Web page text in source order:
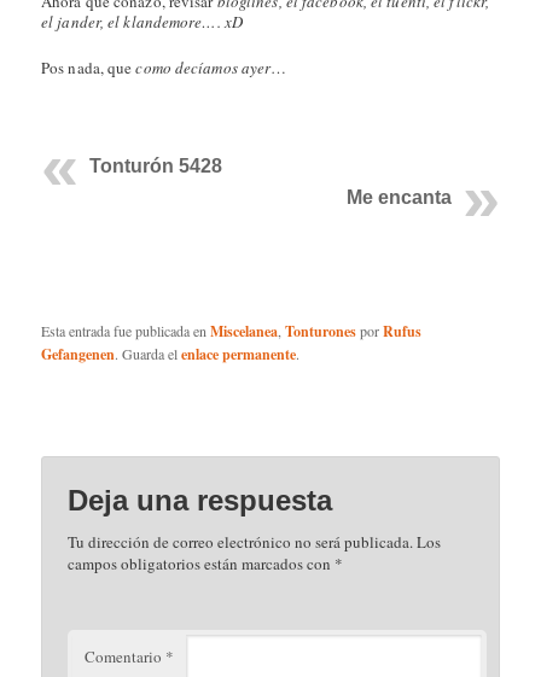
el jander, el klandemore…. xD
Pos nada, quecomo decíamos ayer…
Tonturón 5428
Me encanta
Esta entrada fue publicada enMiscelanea,TonturonesporRufus
Gefangenen. Guarda elenlace permanente.
Deja una respuesta
Tu dirección de correo electrónico no será publicada.Los
campos obligatorios están marcados con *
Comentario *